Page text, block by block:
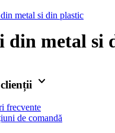
metal si din plastic
din metal si
keyboard_arrow_down
frecvente
de comandă